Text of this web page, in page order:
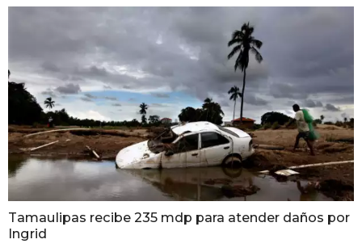
Tamaulipas recibe 235 mdp para atender daños por
Ingrid